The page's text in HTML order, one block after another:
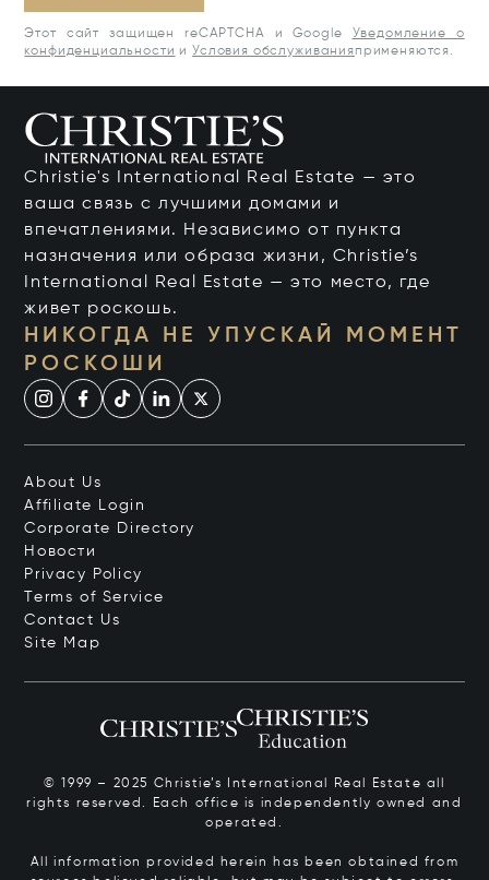
Этот сайт защищен reCAPTCHA и Google
Уведомление о
конфиденциальности и Условия обслуживания применяются.
Christie's International Real Estate — это
ваша связь с лучшими домами и
впечатлениями. Независимо от пункта
назначения или образа жизни, Christie’s
International Real Estate — это место, где
живет роскошь.
НИКОГДА НЕ УПУСКАЙ МОМЕНТ
РОСКОШИ
About Us
Affiliate Login
Corporate Directory
Новости
Privacy Policy
Terms of Service
Contact Us
Site Map
© 1999 – 2025 Christie’s International Real Estate all
rights reserved. Each office is independently owned and
operated.
All information provided herein has been obtained from